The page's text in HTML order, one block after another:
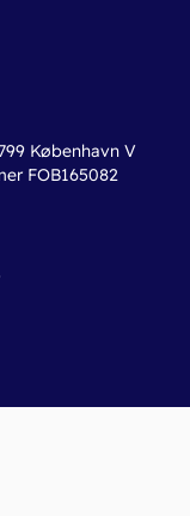
København V
FOB165082